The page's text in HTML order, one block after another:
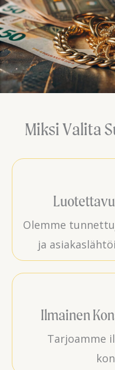
Miksi Valita
Olemme
ja
Ilmainen
Tarjoamme